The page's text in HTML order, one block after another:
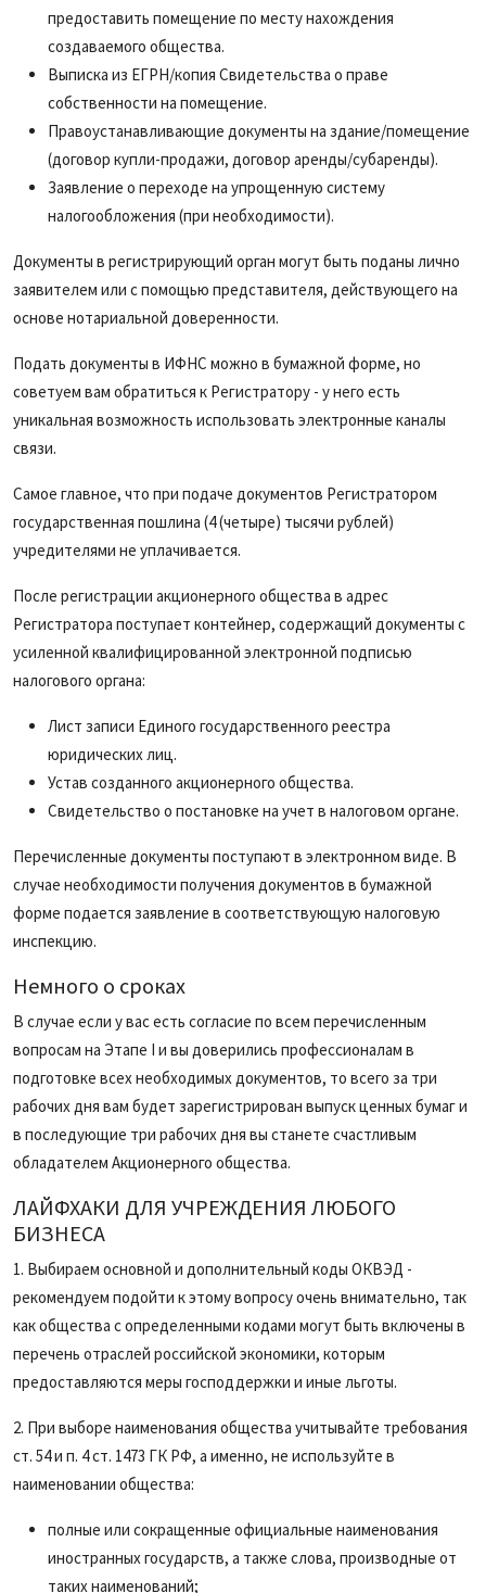
предоставить помещение по месту нахождения
создаваемого общества.
Выписка из ЕГРН/копия Свидетельства о праве
собственности на помещение.
Правоустанавливающие документы на здание/помещение
(договор купли-продажи, договор аренды/субаренды).
Заявление о переходе на упрощенную систему
налогообложения (при необходимости).
Документы в регистрирующий орган могут быть поданы лично
заявителем или с помощью представителя, действующего на
основе нотариальной доверенности.
Подать документы в ИФНС можно в бумажной форме, но
советуем вам обратиться к Регистратору - у него есть
уникальная возможность использовать электронные каналы
связи.
Самое главное, что при подаче документов Регистратором
государственная пошлина (4 (четыре) тысячи рублей)
учредителями не уплачивается.
После регистрации акционерного общества в адрес
Регистратора поступает контейнер, содержащий документы с
усиленной квалифицированной электронной подписью
налогового органа:
Лист записи Единого государственного реестра
юридических лиц.
Устав созданного акционерного общества.
Свидетельство о постановке на учет в налоговом органе.
Перечисленные документы поступают в электронном виде. В
случае необходимости получения документов в бумажной
форме подается заявление в соответствующую налоговую
инспекцию.
Немного о сроках
В случае если у вас есть согласие по всем перечисленным
вопросам на Этапе I и вы доверились профессионалам в
подготовке всех необходимых документов, то всего за три
рабочих дня вам будет зарегистрирован выпуск ценных бумаг и
в последующие три рабочих дня вы станете счастливым
обладателем Акционерного общества.
ЛАЙФХАКИ ДЛЯ УЧРЕЖДЕНИЯ ЛЮБОГО
БИЗНЕСА
1. Выбираем основной и дополнительный коды ОКВЭД -
рекомендуем подойти к этому вопросу очень внимательно, так
как общества с определенными кодами могут быть включены в
перечень отраслей российской экономики, которым
предоставляются меры господдержки и иные льготы.
2. При выборе наименования общества учитывайте требования
ст. 54 и п. 4 ст. 1473 ГК РФ, а именно, не используйте в
наименовании общества:
полные или сокращенные официальные наименования
иностранных государств, а также слова, производные от
таких наименований;